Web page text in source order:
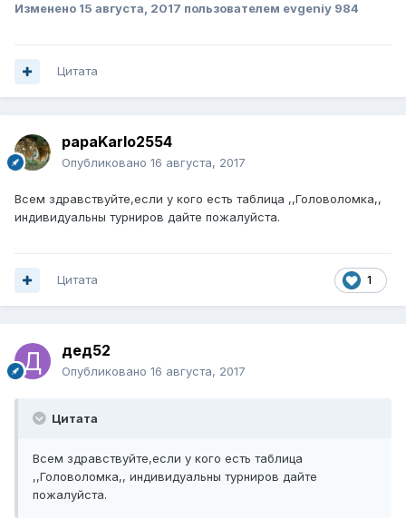
Изменено 15 августа, 2017 пользователем evgeniy 984
Цитата
papaKarlo2554
Опубликовано 16 августа, 2017
Всем здравствуйте,если у кого есть таблица ,,Головоломка,,
индивидуальны турниров дайте пожалуйста.
1
Цитата
дед52
Опубликовано 16 августа, 2017
Цитата
Всем здравствуйте,если у кого есть таблица
,,Головоломка,, индивидуальны турниров дайте
пожалуйста.